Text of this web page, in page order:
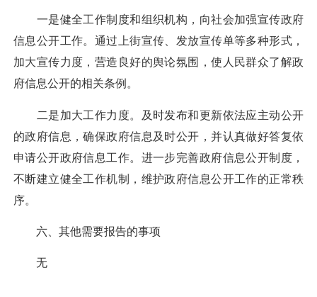
一是健全工作制度和组织机构，向社会加强宣传政府
信息公开工作。通过上街宣传、发放宣传单等多种形式，
加大宣传力度，营造良好的舆论氛围，使人民群众了解政
府信息公开的相关条例。
二是加大工作力度。及时发布和更新依法应主动公开
的政府信息，确保政府信息及时公开，并认真做好答复依
申请公开政府信息工作。进一步完善政府信息公开制度，
不断建立健全工作机制，维护政府信息公开工作的正常秩
序。
六、其他需要报告的事项
无